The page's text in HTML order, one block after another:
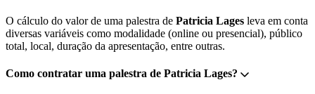
O cálculo do valor de uma palestra de Patricia Lages leva em conta
diversas variáveis como modalidade (online ou presencial), público
total, local, duração da apresentação, entre outras.
Como contratar uma palestra de Patricia Lages?